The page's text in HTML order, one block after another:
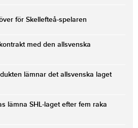
för Skellefteå-spelaren
med den allsvenska
lämnar det allsvenska laget
lämna SHL-laget efter fem raka